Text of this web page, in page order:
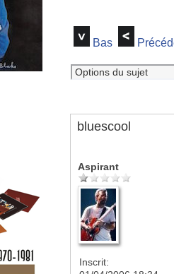
Bas
bluescool
Aspirant
Inscrit: